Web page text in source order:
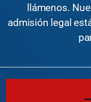
llámenos.
admisión legal